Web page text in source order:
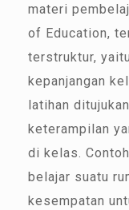
materi
of Education,
terstruktur,
kepanjangan
latihan
keterampilan
di kelas.
belajar suatu
kesempatan